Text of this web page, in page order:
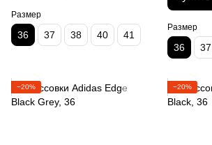
Размер
36 37 38 40 41
Размер
36 37
−20% −20%